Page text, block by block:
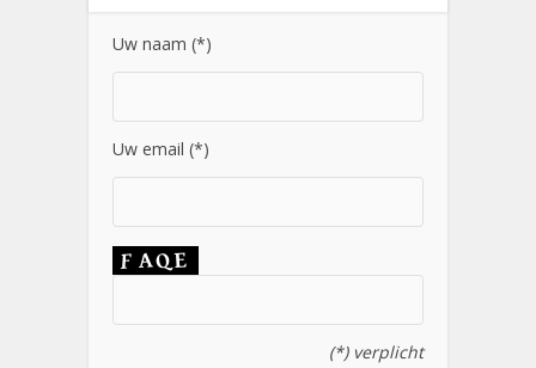
Uw naam (*)
Uw email (*)
(*) verplicht